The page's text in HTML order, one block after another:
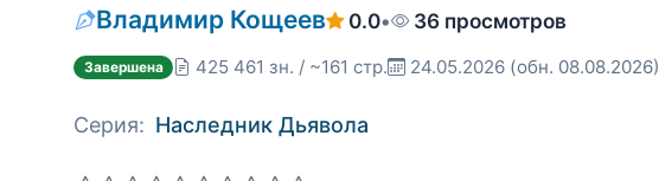
Владимир Кощеев 0.0• 36 просмотров
Завершена 425 461 зн. / ~161 стр. 24.05.2026 (обн. 08.08.2026)
Серия: Наследник Дьявола